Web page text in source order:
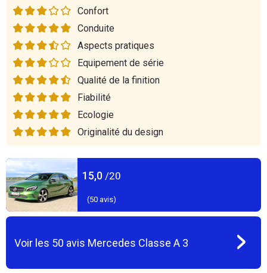
Confort
Conduite
Aspects pratiques
Equipement de série
Qualité de la finition
Fiabilité
Ecologie
Originalité du design
15,0 /20
(50 avis)
Voir les 50 avis Mercedes Classe A 3